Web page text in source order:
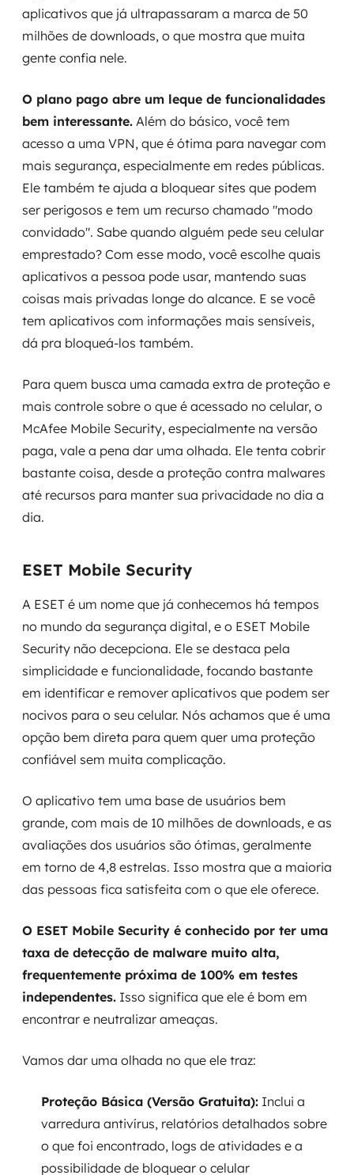
aplicativos que já ultrapassaram a marca de 50
milhões de downloads, o que mostra que muita
gente confia nele.
O plano pago abre um leque de funcionalidades
bem interessante. Além do básico, você tem
acesso a uma VPN, que é ótima para navegar com
mais segurança, especialmente em redes públicas.
Ele também te ajuda a bloquear sites que podem
ser perigosos e tem um recurso chamado "modo
convidado". Sabe quando alguém pede seu celular
emprestado? Com esse modo, você escolhe quais
aplicativos a pessoa pode usar, mantendo suas
coisas mais privadas longe do alcance. E se você
tem aplicativos com informações mais sensíveis,
dá pra bloqueá-los também.
Para quem busca uma camada extra de proteção e
mais controle sobre o que é acessado no celular, o
McAfee Mobile Security, especialmente na versão
paga, vale a pena dar uma olhada. Ele tenta cobrir
bastante coisa, desde a proteção contra malwares
até recursos para manter sua privacidade no dia a
dia.
ESET Mobile Security
A ESET é um nome que já conhecemos há tempos
no mundo da segurança digital, e o ESET Mobile
Security não decepciona. Ele se destaca pela
simplicidade e funcionalidade, focando bastante
em identificar e remover aplicativos que podem ser
nocivos para o seu celular. Nós achamos que é uma
opção bem direta para quem quer uma proteção
confiável sem muita complicação.
O aplicativo tem uma base de usuários bem
grande, com mais de 10 milhões de downloads, e as
avaliações dos usuários são ótimas, geralmente
em torno de 4,8 estrelas. Isso mostra que a maioria
das pessoas fica satisfeita com o que ele oferece.
O ESET Mobile Security é conhecido por ter uma
taxa de detecção de malware muito alta,
frequentemente próxima de 100% em testes
independentes. Isso significa que ele é bom em
encontrar e neutralizar ameaças.
Vamos dar uma olhada no que ele traz:
Proteção Básica (Versão Gratuita): Inclui a
varredura antivírus, relatórios detalhados sobre
o que foi encontrado, logs de atividades e a
possibilidade de bloquear o celular